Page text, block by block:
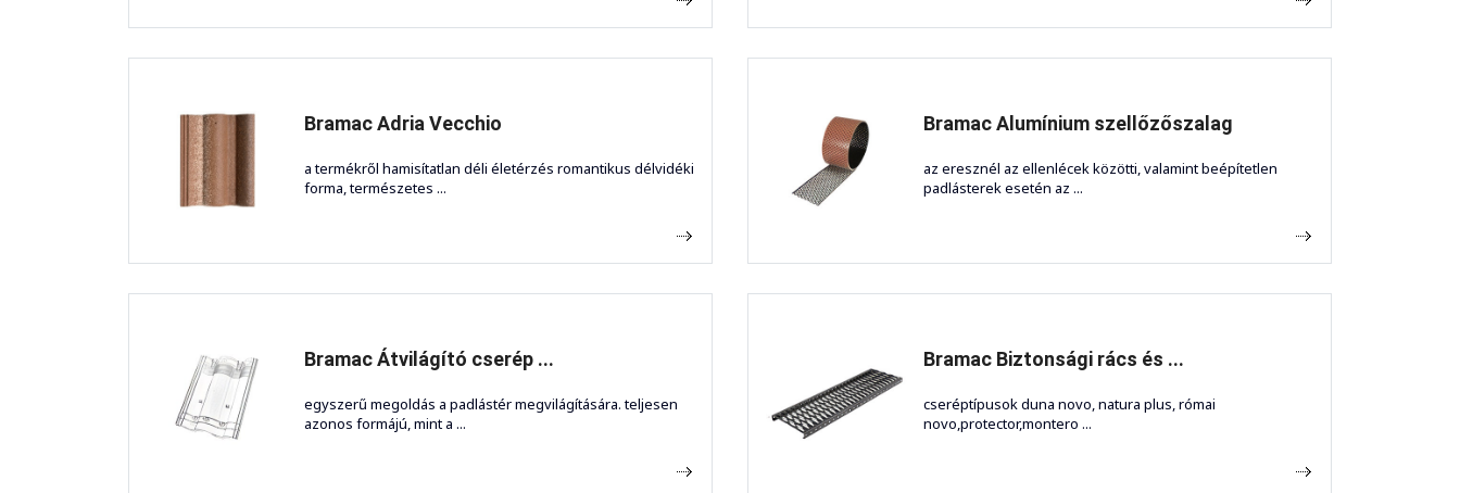
Bramac Adria Vecchio
a termékről hamisítatlan déli életérzés romantikus délvidéki
forma, természetes ...
Bramac Alumínium szellőzőszalag
az eresznél az ellenlécek közötti, valamint beépítetlen
padlásterek esetén az ...
Bramac Átvilágító cserép ...
egyszerű megoldás a padlástér megvilágítására. teljesen
azonos formájú, mint a ...
Bramac Biztonsági rács és ...
cseréptípusok duna novo, natura plus, római
novo,protector,montero ...